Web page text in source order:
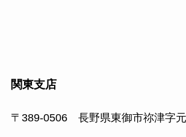
関東支店
〒389-0506 長野県東御市祢津字